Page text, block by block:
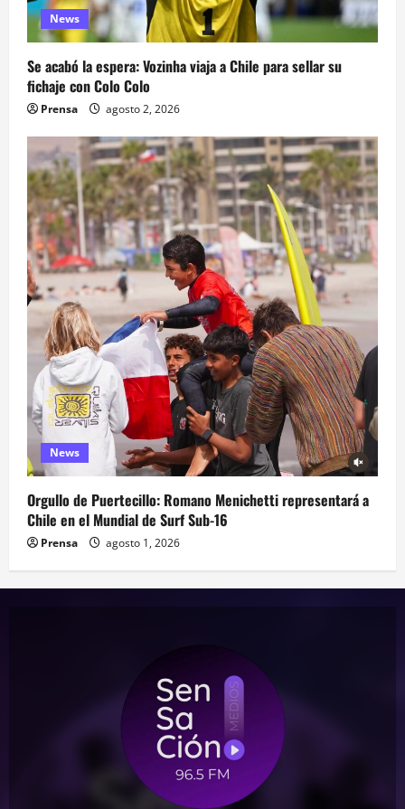
News
Se acabó la espera: Vozinha viaja a Chile para sellar su
fichaje con Colo Colo
Prensa agosto 2, 2026
News
Orgullo de Puertecillo: Romano Menichetti representará a
Chile en el Mundial de Surf Sub-16
Prensa agosto 1, 2026